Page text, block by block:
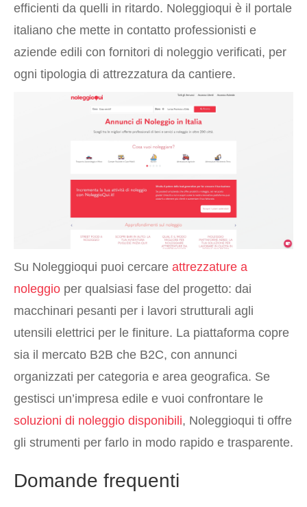
efficienti da quelli in ritardo. Noleggioqui è il portale
italiano che mette in contatto professionisti e
aziende edili con fornitori di noleggio verificati, per
ogni tipologia di attrezzatura da cantiere.
Su Noleggioqui puoi cercare attrezzature a
noleggio per qualsiasi fase del progetto: dai
macchinari pesanti per i lavori strutturali agli
utensili elettrici per le finiture. La piattaforma copre
sia il mercato B2B che B2C, con annunci
organizzati per categoria e area geografica. Se
gestisci un’impresa edile e vuoi confrontare le
soluzioni di noleggio disponibili, Noleggioqui ti offre
gli strumenti per farlo in modo rapido e trasparente.
Domande frequenti